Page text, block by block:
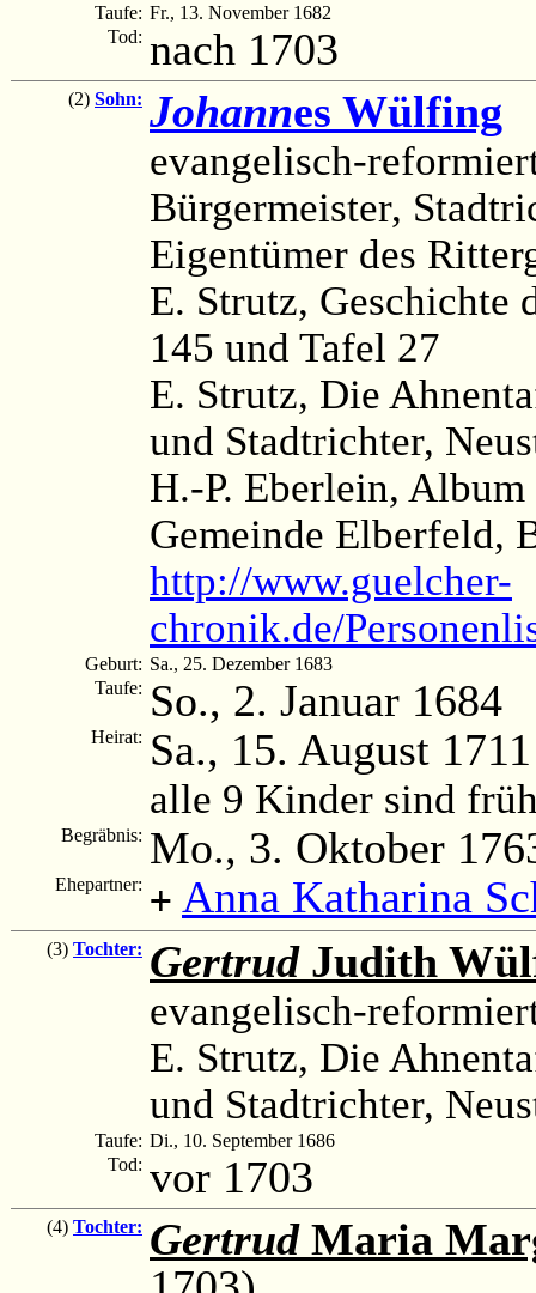
Taufe: Fr., 13. November 1682
Tod: nach 1703
(2) Sohn: Johannes Wülfing
evangelisch-
Bürgermeister,
Eigentümer des
E. Strutz, Geschichte
145 und Tafel 27
E. Strutz, Die
und Stadtrichter,
H.-P. Eberlein,
Gemeinde Elberfeld,
http://www.guelcher-
chronik.de/
Geburt: Sa., 25. Dezember 1683
Taufe: So., 2. Januar 1684
Heirat: Sa., 15. August 1711
alle 9 Kinder sind
Begräbnis: Mo., 3. Oktober
Ehepartner: + Anna Katharina
(3) Tochter: GertrudJudith
evangelisch-
E. Strutz, Die
und Stadtrichter,
Taufe: Di., 10. September 1686
Tod: vor 1703
(4) Tochter: GertrudMaria